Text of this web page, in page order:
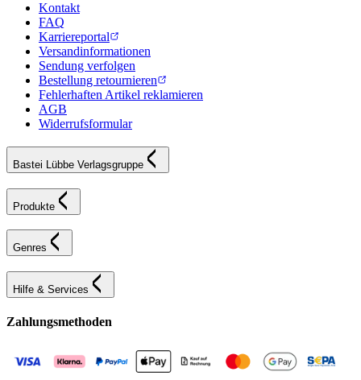
Kontakt
FAQ
Karriereportal
Versandinformationen
Sendung verfolgen
Bestellung retournieren
Fehlerhaften Artikel reklamieren
AGB
Widerrufsformular
Bastei Lübbe Verlagsgruppe
Produkte
Genres
Hilfe & Services
Zahlungsmethoden